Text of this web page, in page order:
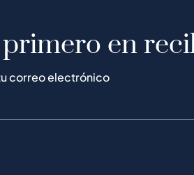
en
correo electrónico